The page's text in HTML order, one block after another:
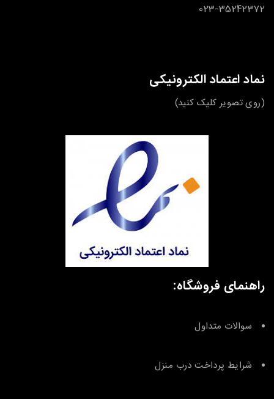
023-35242372
نماد اعتماد الکترونیکی
(روی تصویر کلیک کنید)
راهنمای فروشگاه:
سوالات متداول
شرایط پرداخت درب منزل